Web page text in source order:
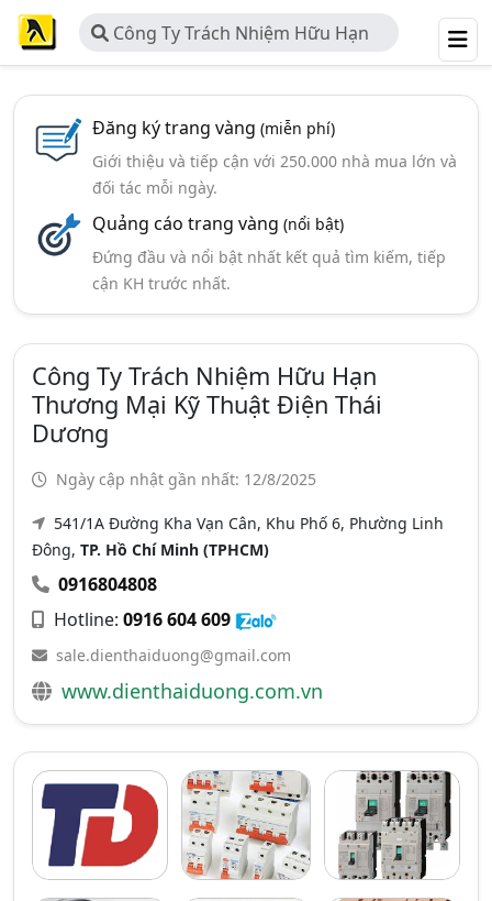
Công Ty Trách Nhiệm Hữu Hạn
Thương Mại Kỹ Thuật Điện Thái
Đăng ký trang vàng (miễn phí)
Giới thiệu và tiếp cận với 250.000 nhà mua lớn và
đối tác mỗi ngày.
Quảng cáo trang vàng (nổi bật)
Đứng đầu và nổi bật nhất kết quả tìm kiếm, tiếp
cận KH trước nhất.
Công Ty Trách Nhiệm Hữu Hạn
Thương Mại Kỹ Thuật Điện Thái
Dương
Ngày cập nhật gần nhất: 12/8/2025
541/1A Đường Kha Vạn Cân, Khu Phố 6, Phường Linh
Đông, TP. Hồ Chí Minh (TPHCM)
0916804808
Hotline: 0916 604 609
sale.dienthaiduong@gmail.com
www.dienthaiduong.com.vn